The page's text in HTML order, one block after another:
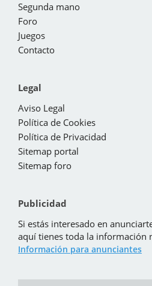
Segunda mano
Foro
Juegos
Contacto
Legal
Aviso Legal
Política de Cookies
Política de Privacidad
Sitemap portal
Sitemap foro
Publicidad
Si estás interesado en
aquí tienes toda la información
Información para anunciantes